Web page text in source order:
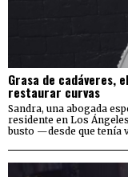
Grasa de cadáveres,
restaurar curvas
Sandra, una abogada
residente en Los
busto —desde que tenía